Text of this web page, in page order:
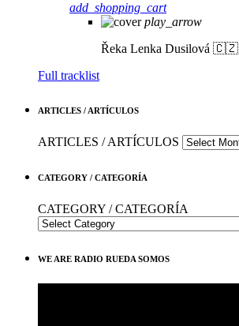
add_shopping_cart
play_arrow
Řeka Lenka Dusilová 🇨🇿
Full tracklist
ARTICLES / ARTÍCULOS
ARTICLES / ARTÍCULOS
CATEGORY / CATEGORÍA
CATEGORY / CATEGORÍA
WE ARE RADIO RUEDA SOMOS